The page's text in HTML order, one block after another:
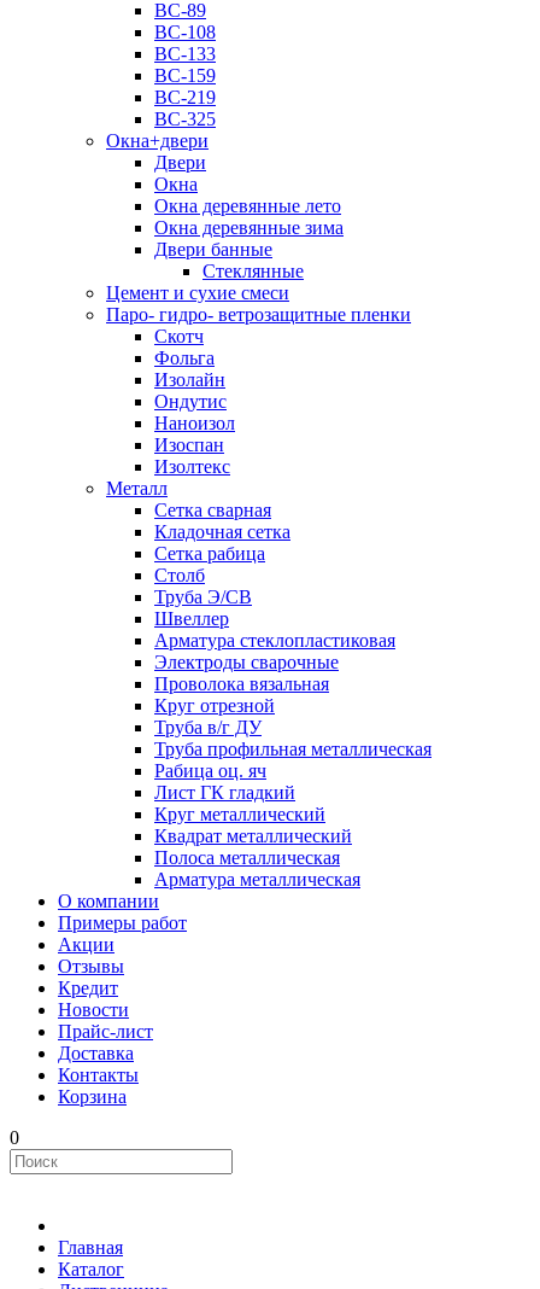
ВС-89
ВС-108
ВС-133
ВС-159
ВС-219
ВС-325
Окна+двери
Двери
Окна
Окна деревянные лето
Окна деревянные зима
Двери банные
Стеклянные
Цемент и сухие смеси
Паро- гидро- ветрозащитные пленки
Скотч
Фольга
Изолайн
Ондутис
Наноизол
Изоспан
Изолтекс
Металл
Сетка сварная
Кладочная сетка
Сетка рабица
Столб
Труба Э/СВ
Швеллер
Арматура стеклопластиковая
Электроды сварочные
Проволока вязальная
Круг отрезной
Труба в/г ДУ
Труба профильная металлическая
Рабица оц. яч
Лист ГК гладкий
Круг металлический
Квадрат металлический
Полоса металлическая
Арматура металлическая
О компании
Примеры работ
Акции
Отзывы
Кредит
Новости
Прайс-лист
Доставка
Контакты
Корзина
0
Главная
Каталог